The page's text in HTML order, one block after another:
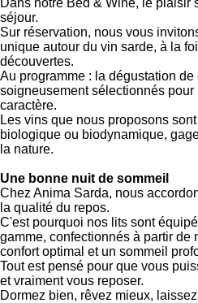
Dans notre Bed & Wine, le plaisir
séjour.
Sur réservation, nous vous
unique autour du vin sarde, à la
découvertes.
Au programme : la dégustation
soigneusement sélectionnés
caractère.
Les vins que nous proposons
biologique ou biodynamique,
la nature.
Une bonne nuit de sommeil
Chez Anima Sarda, nous
la qualité du repos.
C'est pourquoi nos lits sont
gamme, confectionnés à partir de
confort optimal et un sommeil
Tout est pensé pour que vous
et vraiment vous reposer.
Dormez bien, rêvez mieux,